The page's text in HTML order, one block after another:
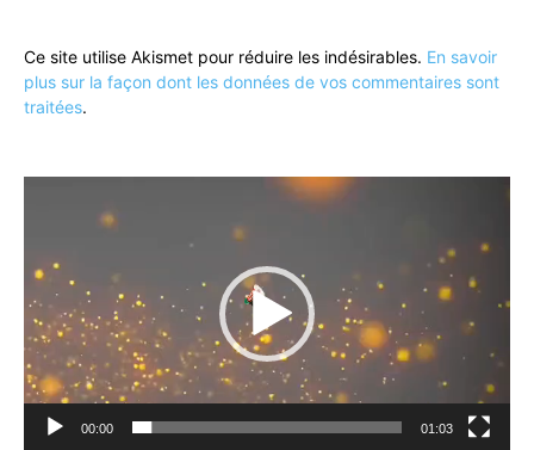
Ce site utilise Akismet pour réduire les indésirables. En savoir
plus sur la façon dont les données de vos commentaires sont
traitées.
00:00 01:03